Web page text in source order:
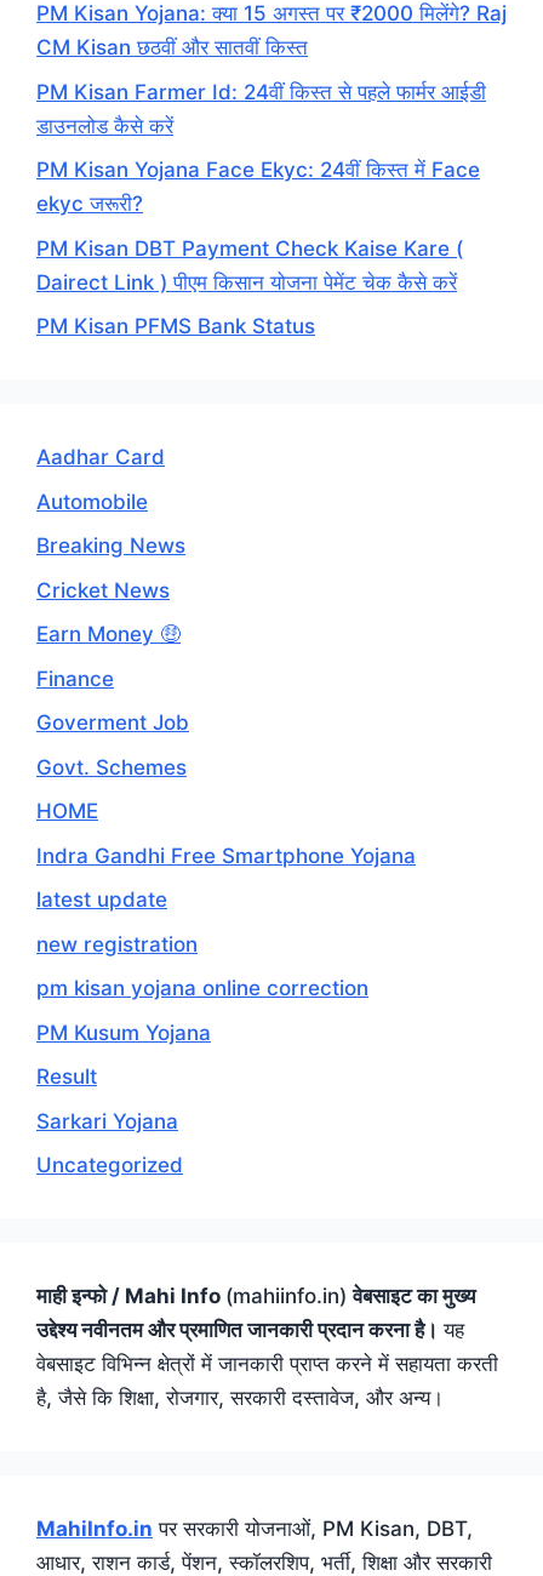
PM Kisan Yojana: क्या 15 अगस्त पर ₹2000 मिलेंगे? Raj
CM Kisan छठवीं और सातवीं किस्त
PM Kisan Farmer Id: 24वीं किस्त से पहले फार्मर आईडी
डाउनलोड कैसे करें
PM Kisan Yojana Face Ekyc: 24वीं किस्त में Face
ekyc जरूरी?
PM Kisan DBT Payment Check Kaise Kare (
Dairect Link ) पीएम किसान योजना पेमेंट चेक कैसे करें
PM Kisan PFMS Bank Status
Aadhar Card
Automobile
Breaking News
Cricket News
Earn Money 🤑
Finance
Goverment Job
Govt. Schemes
HOME
Indra Gandhi Free Smartphone Yojana
latest update
new registration
pm kisan yojana online correction
PM Kusum Yojana
Result
Sarkari Yojana
Uncategorized
माही इन्फो / Mahi Info (mahiinfo.in)वेबसाइट का मुख्य
उद्देश्य नवीनतम और प्रमाणित जानकारी प्रदान करना है। यह
वेबसाइट विभिन्न क्षेत्रों में जानकारी प्राप्त करने में सहायता करती
है, जैसे कि शिक्षा, रोजगार, सरकारी दस्तावेज, और अन्य।
MahiInfo.in पर सरकारी योजनाओं, PM Kisan, DBT,
आधार, राशन कार्ड, पेंशन, स्कॉलरशिप, भर्ती, शिक्षा और सरकारी